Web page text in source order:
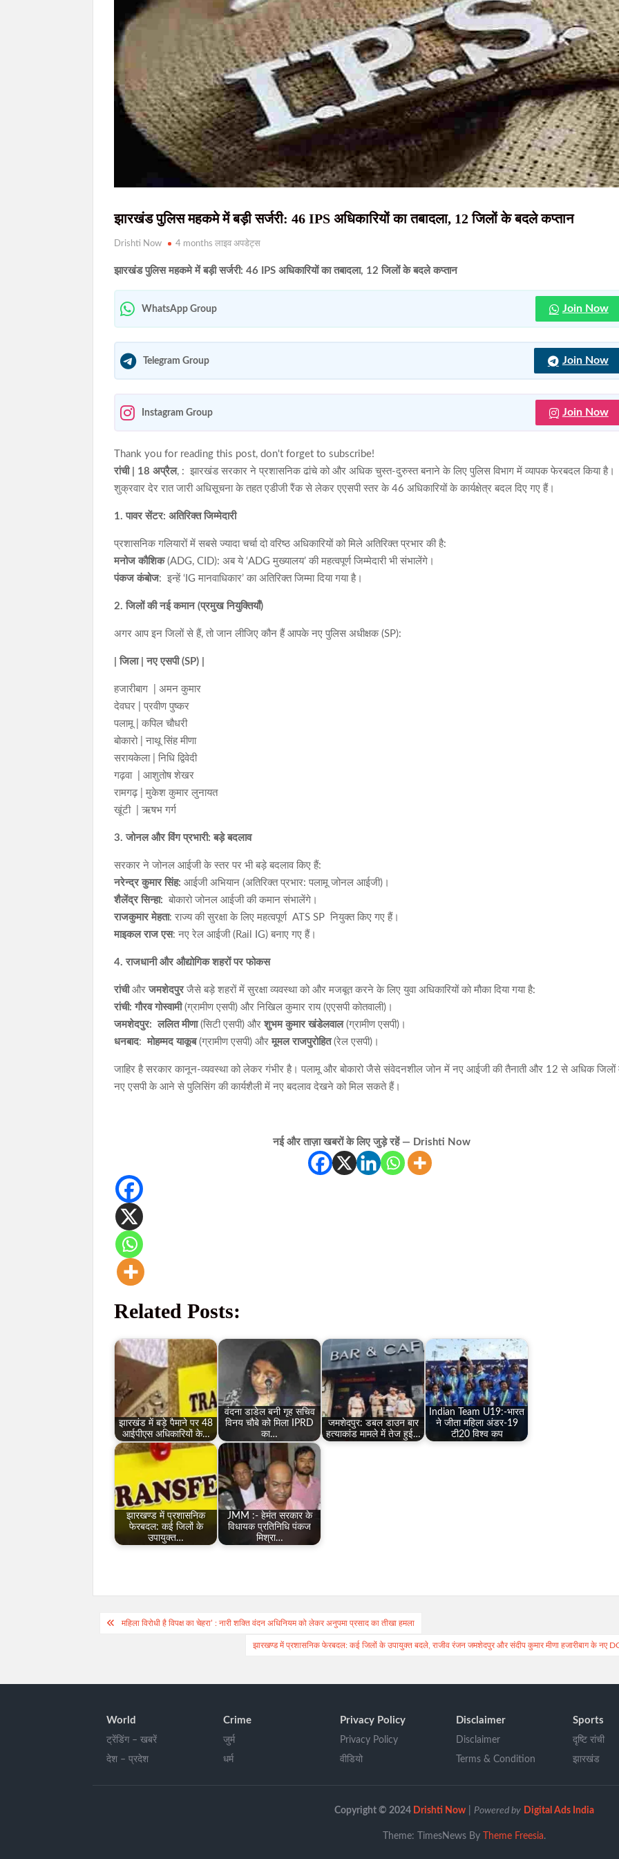
NEWS, हिंदी
न्यूज़ , HINDI
SAMACHAR,
हिंदी समाचार,
दृष्टि नाउ
रांची सहित पूरे झारखंड में आज मानसून सक्रिय, कई जिलों में बारिश और गरज-चमक का अलर्ट
असम बाढ़ पीड़ितों के लिए झारखंड का बड़ा सहयोग, हेमंत सोरेन ने राहत कोष में दिए 3 करोड़ रुपये
गोवंशीय पशुओं की तस्करी का प्रयास विफल, दो तस्कर गिरफ्तार; 12 मवेशी बरामद
शादी का झांसा देकर दुष्कर्म करने का आरोपी मुंबई से गिरफ्तार, न्यायिक हिरासत में भेजा गया
झारखंड में SIR के दौरान 63.24 लाख नोटिस जारी, रांची में सबसे अधिक 6.89 लाख मामले
झारखंड पुलिस महकमे में बड़ी सर्जरी: 46 IPS अधिकारियों का तबादला, 12 जिलों के बदले कप्तान
Drishti Now 4 months लाइव अपडेट्स
झारखंड पुलिस महकमे में बड़ी सर्जरी: 46 IPS अधिकारियों का तबादला, 12 जिलों के बदले कप्तान
WhatsApp Group Join Now
Telegram Group Join Now
Instagram Group Join Now
Thank you for reading this post, don't forget to subscribe!
रांची | 18 अप्रैल, : झारखंड सरकार ने प्रशासनिक ढांचे को और अधिक चुस्त-दुरुस्त बनाने के लिए पुलिस विभाग में व्यापक फेरबदल किया है।
शुक्रवार देर रात जारी अधिसूचना के तहत एडीजी रैंक से लेकर एएसपी स्तर के 46 अधिकारियों के कार्यक्षेत्र बदल दिए गए हैं।
1. पावर सेंटर: अतिरिक्त जिम्मेदारी
प्रशासनिक गलियारों में सबसे ज्यादा चर्चा दो वरिष्ठ अधिकारियों को मिले अतिरिक्त प्रभार की है:
मनोज कौशिक(ADG, CID): अब ये ‘ADG मुख्यालय’ की महत्वपूर्ण जिम्मेदारी भी संभालेंगे।
पंकज कंबोज: इन्हें ‘IG मानवाधिकार’ का अतिरिक्त जिम्मा दिया गया है।
2. जिलों की नई कमान (प्रमुख नियुक्तियाँ)
अगर आप इन जिलों से हैं, तो जान लीजिए कौन हैं आपके नए पुलिस अधीक्षक (SP):
| जिला | नए एसपी (SP) |
हजारीबाग | अमन कुमार
देवघर | प्रवीण पुष्कर
पलामू | कपिल चौधरी
बोकारो | नाथू सिंह मीणा
सरायकेला | निधि द्विवेदी
गढ़वा | आशुतोष शेखर
रामगढ़ | मुकेश कुमार लुनायत
खूंटी | ऋषभ गर्ग
3. जोनल और विंग प्रभारी: बड़े बदलाव
सरकार ने जोनल आईजी के स्तर पर भी बड़े बदलाव किए हैं:
नरेन्द्र कुमार सिंह: आईजी अभियान (अतिरिक्त प्रभार: पलामू जोनल आईजी)।
शैलेंद्र सिन्हा: बोकारो जोनल आईजी की कमान संभालेंगे।
राजकुमार मेहता: राज्य की सुरक्षा के लिए महत्वपूर्ण ATS SP नियुक्त किए गए हैं।
माइकल राज एस: नए रेल आईजी (Rail IG) बनाए गए हैं।
4. राजधानी और औद्योगिक शहरों पर फोकस
रांचीऔरजमशेदपुरजैसे बड़े शहरों में सुरक्षा व्यवस्था को और मजबूत करने के लिए युवा अधिकारियों को मौका दिया गया है:
रांची: गौरव गोस्वामी(ग्रामीण एसपी) और निखिल कुमार राय (एएसपी कोतवाली)।
जमशेदपुर: ललित मीणा(सिटी एसपी) औरशुभम कुमार खंडेलवाल(ग्रामीण एसपी)।
धनबाद:मोहम्मद याकूब(ग्रामीण एसपी) औरमूमल राजपुरोहित(रेल एसपी)।
जाहिर है सरकार कानून-व्यवस्था को लेकर गंभीर है। पलामू और बोकारो जैसे संवेदनशील जोन में नए आईजी की तैनाती और 12 से अधिक जिलों
नए एसपी के आने से पुलिसिंग की कार्यशैली में नए बदलाव देखने को मिल सकते हैं।
नई और ताज़ा खबरों के लिए जुड़े रहें — Drishti Now
Related Posts:
झारखंड में बड़े पैमाने पर 48
आईपीएस अधिकारियों के…
वंदना डाडेल बनी गृह सचिव
विनय चौबे को मिला IPRD
का…
जमशेदपुर: डबल डाउन बार
हत्याकांड मामले में तेज हुई…
Indian Team U19:-भारत
ने जीता महिला अंडर-19
टी20 विश्व कप
झारखण्ड में प्रशासनिक
फेरबदल: कई जिलों के
उपायुक्त…
JMM :- हेमंत सरकार के
विधायक प्रतिनिधि पंकज
मिश्रा…
Postमहिला विरोधी है विपक्ष का चेहरा’ : नारी शक्ति वंदन अधिनियम को लेकर अनुपमा प्रसाद का तीखा हमला
झारखण्ड में प्रशासनिक फेरबदल: कई जिलों के उपायुक्त बदले, राजीव रंजन जमशेदपुर और संदीप कुमार मीणा हजारीबाग के नए
World
ट्रेंडिंग – खबरें
देश – प्रदेश
Crime
जुर्म
धर्म
Privacy Policy
Privacy Policy
वीडियो
Disclaimer
Disclaimer
Terms & Condition
Sports
दृष्टि रांची
झारखंड
Copyright © 2024 Drishti Now Powered by Digital Ads India
Theme: TimesNews By Theme Freesia.